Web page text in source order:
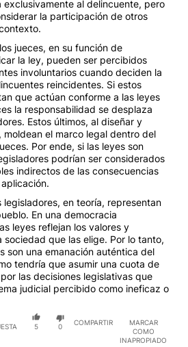
al delincuente, pero
la participación de otros
jueces, en su función de
la ley, pueden ser percibidos
involuntarios cuando deciden la
reincidentes. Si estos
que actúan conforme a las leyes
la responsabilidad se desplaza
Estos últimos, al diseñar y
moldean el marco legal dentro del
Por ende, si las leyes son
podrían ser considerados
indirectos de las consecuencias
legisladores, en teoría, representan
En una democracia
leyes reflejan los valores y
sociedad que las elige. Por lo tanto,
son una emanación auténtica del
tendría que asumir una cuota de
las decisiones legislativas que
judicial percibido como ineficaz o
5 0
COMPARTIR
MARCAR
COMO
INAPROPIADO